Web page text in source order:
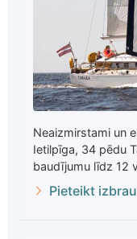
Neaizmirstami un
Ietilpīga, 34 pēdu
baudījumu līdz 12
Pieteikt